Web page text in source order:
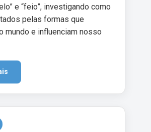
e “feio”, investigando como
pelas formas que
mundo e influenciam nosso